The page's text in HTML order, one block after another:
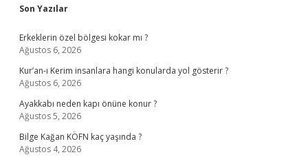
Sidebar
Son Yazılar
Erkeklerin özel bölgesi kokar mı ?
Ağustos 6, 2026
Kur’an-ı Kerim insanlara hangi konularda yol gösterir ?
Ağustos 6, 2026
Ayakkabı neden kapı önüne konur ?
Ağustos 5, 2026
Bilge Kağan KÖFN kaç yaşında ?
Ağustos 4, 2026